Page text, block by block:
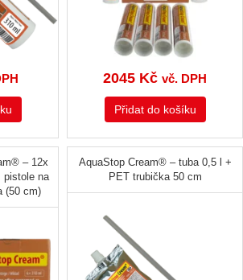
2045 Kč vč. DPH
Přidat do košíku
– 12x
pistole na
(50 cm)
AquaStop Cream® – tuba 0,5 l +
PET trubička 50 cm